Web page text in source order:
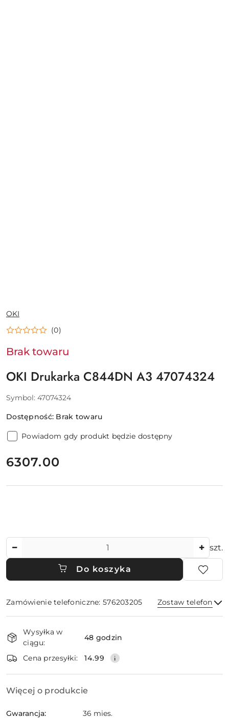
NAZWA
PRODUCENTA:
OKI
(0)
Brak towaru
OKI Drukarka C844DN A3 47074324
Symbol: 47074324
Dostępność: Brak towaru
Powiadom gdy produkt będzie dostępny
cena:
6307.00
szt.
Do koszyka
Zamówienie telefoniczne: 576203205 Zostaw telefon
i
dostawa
Wysyłka w
ciągu:
48 godzin
Cena przesyłki: 14.99
Więcej o produkcie
Gwarancja:
36 mies.